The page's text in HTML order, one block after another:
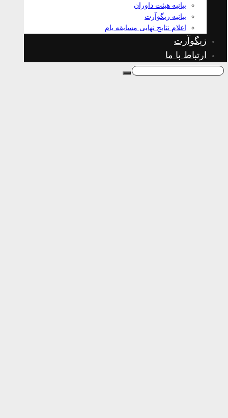
بیانیه هیئت داوران
بیانیه زیگوآرت
اعلام نتایج نهایی مسابقه بام
زیگوآرت
ارتباط با ما